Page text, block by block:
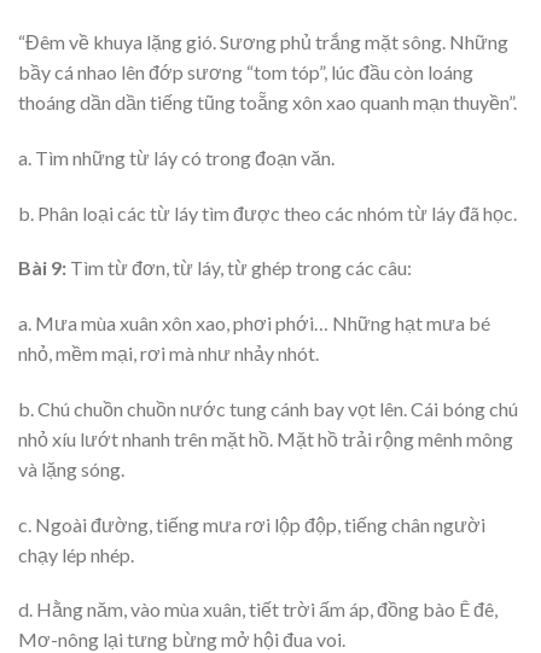
“Đêm về khuya lặng gió. Sương phủ trắng mặt sông. Những
bầy cá nhao lên đớp sương “tom tóp”, lúc đầu còn loáng
thoáng dần dần tiếng tũng toẵng xôn xao quanh mạn thuyền”.
a. Tìm những từ láy có trong đoạn văn.
b. Phân loại các từ láy tìm được theo các nhóm từ láy đã học.
Bài 9: Tìm từ đơn, từ láy, từ ghép trong các câu:
a. Mưa mùa xuân xôn xao, phơi phới… Những hạt mưa bé
nhỏ, mềm mại, rơi mà như nhảy nhót.
b. Chú chuồn chuồn nước tung cánh bay vọt lên. Cái bóng chú
nhỏ xíu lướt nhanh trên mặt hồ. Mặt hồ trải rộng mênh mông
và lặng sóng.
c. Ngoài đường, tiếng mưa rơi lộp độp, tiếng chân người
chạy lép nhép.
d. Hằng năm, vào mùa xuân, tiết trời ấm áp, đồng bào Ê đê,
Mơ-nông lại tưng bừng mở hội đua voi.